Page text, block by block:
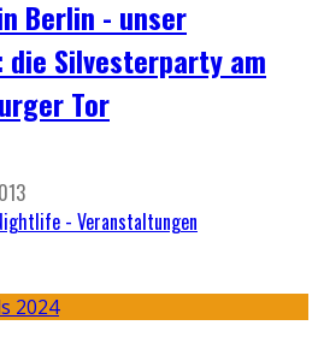
Berlin - unser
Silvesterparty am
Tor
- Veranstaltungen